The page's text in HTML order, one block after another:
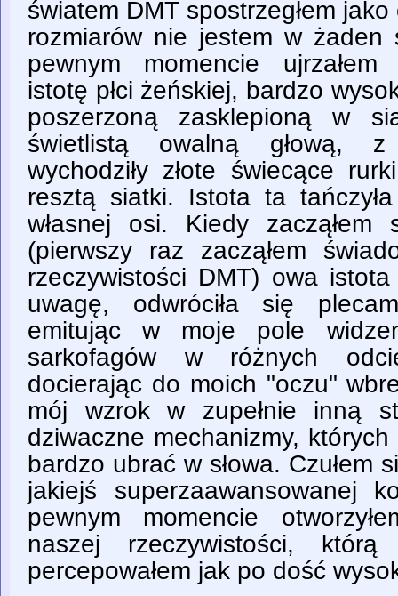
światem DMT spostrzegłem
rozmiarów nie jestem w żaden
pewnym momencie
istotę płci żeńskiej, bardzo
poszerzoną zasklepioną w
świetlistą owalną głową, z
wychodziły złote świecące
resztą siatki. Istota ta
własnej osi. Kiedy
(pierwszy raz zacząłem
rzeczywistości DMT) owa
uwagę, odwróciła się
emitując w moje pole
sarkofagów w różnych
docierając do moich "oczu"
mój wzrok w zupełnie inną
dziwaczne mechanizmy,
bardzo ubrać w słowa. Czułem
jakiejś superzaawansowanej
pewnym momencie
naszej rzeczywistości,
percepowałem jak po dość